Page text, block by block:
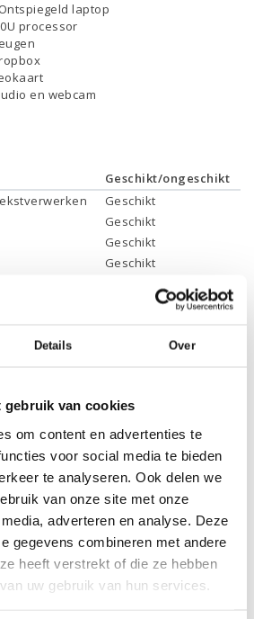
Details Over
gebruik van cookies
om content en advertenties te
voor social media te bieden
te analyseren. Ook delen we
van onze site met onze
adverteren en analyse. Deze
gegevens combineren met andere
heeft verstrekt of die ze hebben
uw gebruik van hun services.
laptop
processor
en webcam
Geschikt/ongeschikt
Geschikt
Geschikt
Geschikt
Geschikt
afhankelijk van de games die u wilt spelen,
15.6 inch (39,6 cm)
1920 x 1080 (Full HD)
-
-
AMD Ryzen 7 5700U